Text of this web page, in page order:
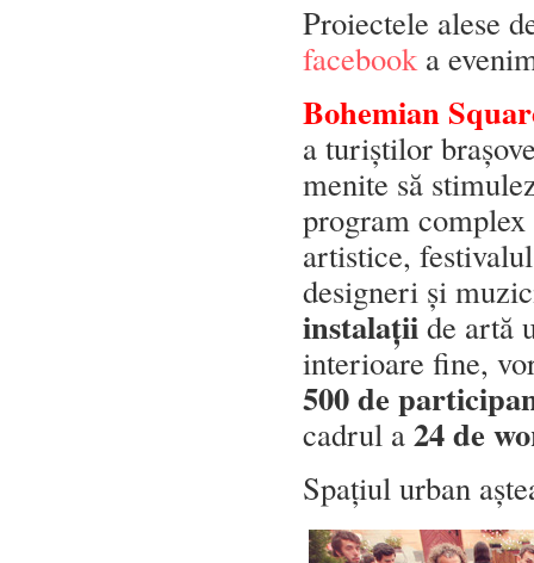
Proiectele alese
facebooka
Bohemian
a turiștilor
menite să
program
artistice,
designeri și
instalații de artă
interioare fine,
500 de
cadrul a 24 de
Spațiul urban